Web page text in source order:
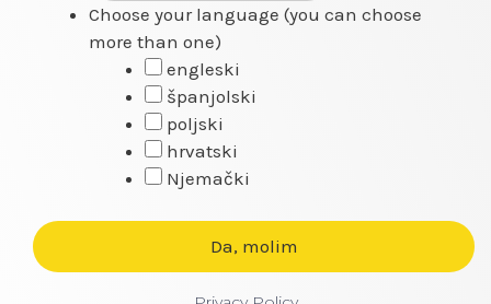
Choose your language (you can choose
more than one)
engleski
španjolski
poljski
hrvatski
Njemački